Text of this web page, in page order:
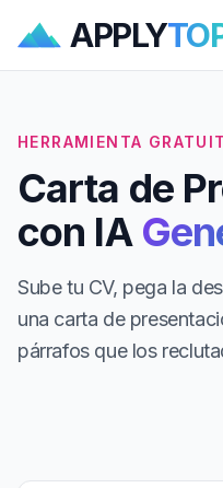
APPLY
HERRAMIENTA
Carta de
con IA
Sube tu CV, pega la
una carta de
párrafos que los